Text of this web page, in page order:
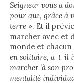
Seigneur vous a
pour que, grâce à
terre ». Et il
marcher avec et
monde et chacun
en solitaire, a-t-il
marcher ‘à son
mentalité